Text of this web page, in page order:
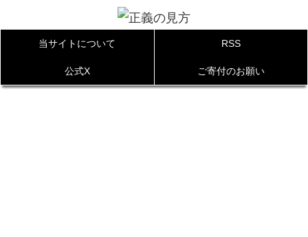
当サイトについて RSS
公式X ご寄付のお願い